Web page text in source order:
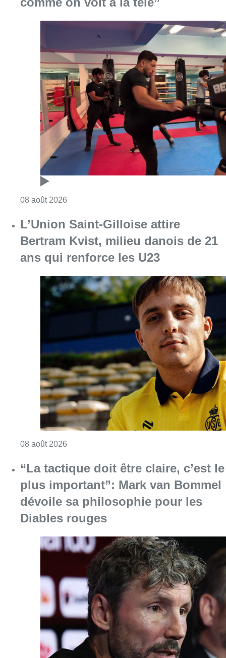
08 août 2026
L’Union Saint-Gilloise attire
Bertram Kvist, milieu danois de 21
ans qui renforce les U23
08 août 2026
“La tactique doit être claire, c’est le
plus important”: Mark van Bommel
dévoile sa philosophie pour les
Diables rouges